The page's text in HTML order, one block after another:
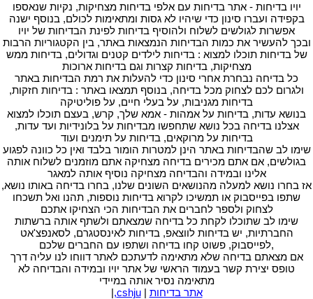
יויו בדיחות - אתר בדיחות עם אלפי בדיחות מצחיקות, נקיות שנאספו
בקפידה ועברו סינון כדי שיהיו לא גסות ומתאימות לכולם, בנוסף ישנה
אפשרות לגולשים לשלוח ולהוסיף בדיחות לפינת הבדיחות של יויו
ובכך להעשיר את כמות הבדיחות הנמצאות באתר, בין הקטגוריות הרבות
של בדיחות תוכלו למצוא : בדיחות לילדים קטנים וגדולים, בדיחות ממש
מצחיקות, בדיחות קצרות וגם בדיחות ארוכות
כל בדיחה נבחרת אחרי סינון כדי להעלות את רמת הבדיחות באתר
ולגרום לכם לצחוק מכל בדיחה, בנוסף תמצאו באתר : בדיחות חזקות,
בדיחות מגניבות, על בעלי חיים, על פוליטיקה
בנושא עדות, בדיחות על אמהות - אמא שלך, קרש, בעצם תוכלו למצוא
אצלנו בדיחה בכל נושא שתחפשו מבדיחות על בלונידיות ועד עדות,
בדיחות על מרוקאים, בדיחות על תימנים ועוד
שימו לב שהבדיחות באתר הינן למטרות הומור בלבד ואין כל כוונה לפגוע
בגולשים, אם אתם מכירים בדיחה מצחיקה אתם מוזמנים לשלוח אותה
אלינו ובמידה והבדיחה מצחיקה נוסיף אותה למאגר
אז בחרו נושא למעלה מהנושאים השונים שלנו, בחרו בדיחה באותו נושא,
שתפו בפייסבוק או תמשיכו לקרוא בדיחות נוספות, תהנו ואל תשכחו
לצחוק ולספר לחברים את הבדיחות הכי הצחיקו אתכם
שימו לב שתוכלו לקחת כל בדיחה שמצאתם ולשתף אותה ברשתות
החברתיות, יש בדיחות לווצאפ, בדיחות לאינסטגרם, לסאנפצ'אט
,לפייסבוק, פשוט קחו בדיחה ושתפו עם החברים שלכם
אם מצאתם בדיחה שלא מתאימה לדעתכם לאתר דווחו לנו עליה דרך
טופס יצירת קשר בעמוד הראשי של אתר יויו ובמידה והבדיחה לא
מתאימה נסיר אותה במיידי
אתר בדיחות |
cshju,
|